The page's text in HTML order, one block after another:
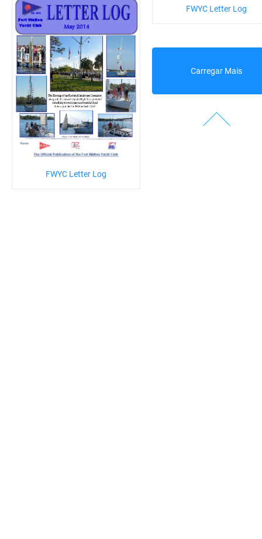
FWYC Letter Log
FWYC Letter Log
Carregar Mais